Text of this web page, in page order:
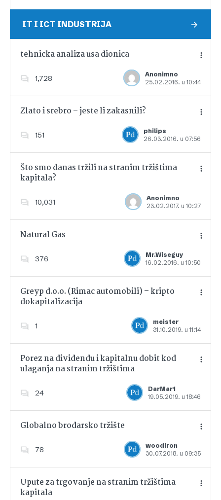
IT I ICT INDUSTRIJA
tehnicka analiza usa dionica
1,728
Anonimno
25.02.2016. u 10:44
Dodajte u favorite
Zlato i srebro – jeste li zakasnili?
151
philips
26.03.2016. u 07:56
Dodajte u favorite
Što smo danas tržili na stranim tržištima
kapitala?
10,031
Anonimno
23.02.2017. u 10:27
Dodajte u favorite
Natural Gas
376
Mr.Wiseguy
16.02.2016. u 10:50
Dodajte u favorite
Greyp d.o.o. (Rimac automobili) – kripto
dokapitalizacija
1
meister
31.10.2019. u 11:14
Dodajte u favorite
Porez na dividendu i kapitalnu dobit kod
ulaganja na stranim tržištima
24
DarMar1
19.05.2019. u 18:46
Dodajte u favorite
Globalno brodarsko tržište
78
woodiron
30.07.2018. u 09:35
Dodajte u favorite
Upute za trgovanje na stranim tržištima
kapitala